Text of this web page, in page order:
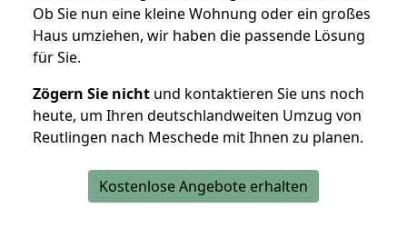
Ob Sie nun eine kleine Wohnung oder ein großes
Haus umziehen, wir haben die passende Lösung
für Sie.
Zögern Sie nicht und kontaktieren Sie uns noch
heute, um Ihren deutschlandweiten Umzug von
Reutlingen nach Meschede mit Ihnen zu planen.
Kostenlose Angebote erhalten